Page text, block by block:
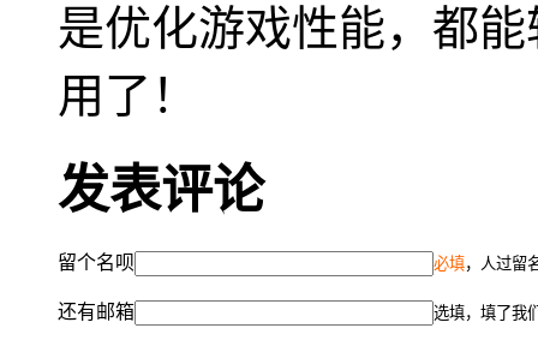
是优化游戏性能，都
用了！
发表评论
留个名呗 必填，人过留
还有邮箱 选填，填了我